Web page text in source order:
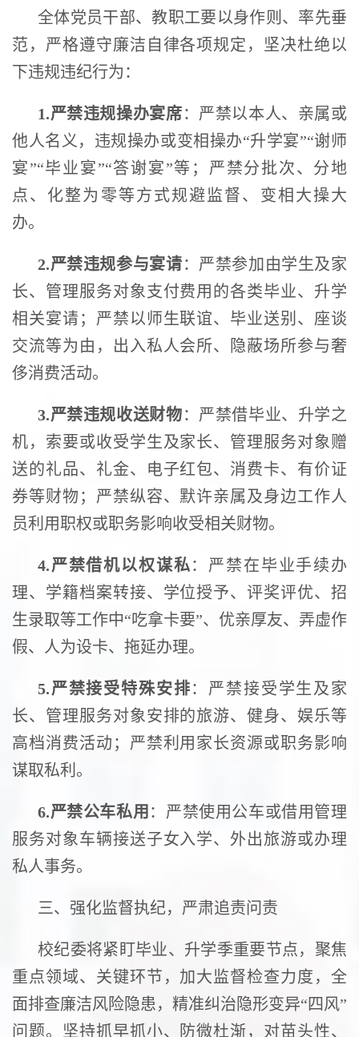
全体党员干部、教职工要以身作则、率先垂
范，严格遵守廉洁自律各项规定，坚决杜绝以
下违规违纪行为：
1.严禁违规操办宴席：严禁以本人、亲属或
他人名义，违规操办或变相操办“升学宴”“谢师
宴”“毕业宴”“答谢宴”等；严禁分批次、分地
点、化整为零等方式规避监督、变相大操大
办。
2.严禁违规参与宴请：严禁参加由学生及家
长、管理服务对象支付费用的各类毕业、升学
相关宴请；严禁以师生联谊、毕业送别、座谈
交流等为由，出入私人会所、隐蔽场所参与奢
侈消费活动。
3.严禁违规收送财物：严禁借毕业、升学之
机，索要或收受学生及家长、管理服务对象赠
送的礼品、礼金、电子红包、消费卡、有价证
券等财物；严禁纵容、默许亲属及身边工作人
员利用职权或职务影响收受相关财物。
4.严禁借机以权谋私：严禁在毕业手续办
理、学籍档案转接、学位授予、评奖评优、招
生录取等工作中“吃拿卡要”、优亲厚友、弄虚作
假、人为设卡、拖延办理。
5.严禁接受特殊安排：严禁接受学生及家
长、管理服务对象安排的旅游、健身、娱乐等
高档消费活动；严禁利用家长资源或职务影响
谋取私利。
6.严禁公车私用 ：严禁使用公车或借用管理
服务对象车辆接送子女入学、外出旅游或办理
私人事务。
三、强化监督执纪，严肃追责问责
校纪委将紧盯毕业、升学季重要节点，聚焦
重点领域、关键环节，加大监督检查力度，全
面排查廉洁风险隐患，精准纠治隐形变异“四风”
问题。坚持抓早抓小、防微杜渐，对苗头性、